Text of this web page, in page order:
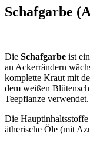
Schafgarbe
Die Schafgarbe ist
an Ackerrändern
komplette Kraut mit
dem weißen
Teepflanze verwendet.
Die
ätherische Öle (mit